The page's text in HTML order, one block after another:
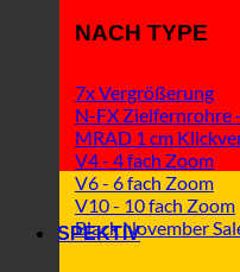
NACH TYPE
7x Vergrößerung
N-FX Zielfernrohre
MRAD 1 cm
V4 - 4 fach Zoom
V6 - 6 fach Zoom
V10 - 10 fach Zoom
Black November
SPEKTIV